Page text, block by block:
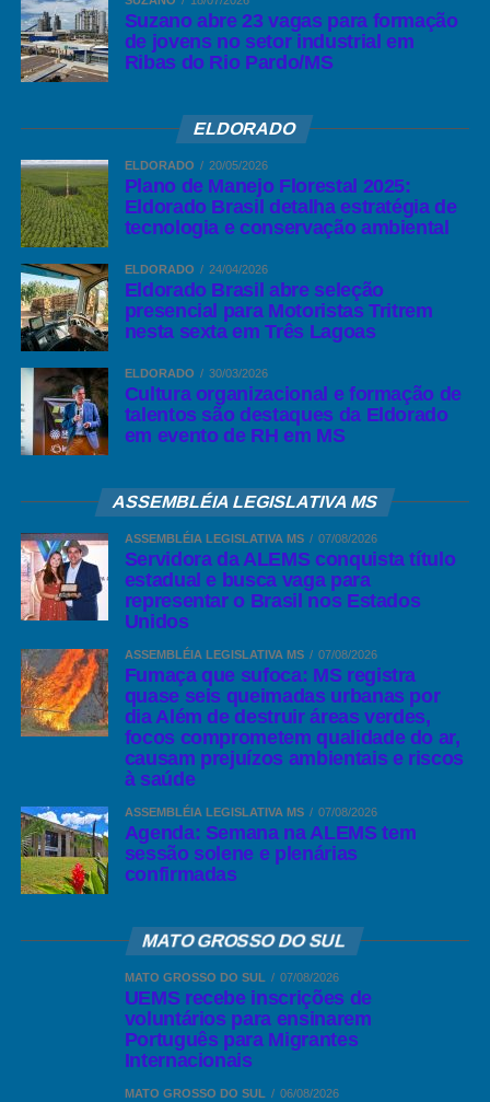
Suzano abre 23 vagas para formação
de jovens no setor industrial em
Ribas do Rio Pardo/MS
ELDORADO
ELDORADO 20/05/2026
Plano de Manejo Florestal 2025:
Eldorado Brasil detalha estratégia de
tecnologia e conservação ambiental
ELDORADO 24/04/2026
Eldorado Brasil abre seleção
presencial para Motoristas Tritrem
nesta sexta em Três Lagoas
ELDORADO 30/03/2026
Cultura organizacional e formação de
talentos são destaques da Eldorado
em evento de RH em MS
ASSEMBLÉIA LEGISLATIVA MS
ASSEMBLÉIA LEGISLATIVA MS 07/08/2026
Servidora da ALEMS conquista título
estadual e busca vaga para
representar o Brasil nos Estados
Unidos
ASSEMBLÉIA LEGISLATIVA MS 07/08/2026
Fumaça que sufoca: MS registra
quase seis queimadas urbanas por
dia Além de destruir áreas verdes,
focos comprometem qualidade do ar,
causam prejuízos ambientais e riscos
à saúde
ASSEMBLÉIA LEGISLATIVA MS 07/08/2026
Agenda: Semana na ALEMS tem
sessão solene e plenárias
confirmadas
MATO GROSSO DO SUL
MATO GROSSO DO SUL 07/08/2026
UEMS recebe inscrições de
voluntários para ensinarem
Português para Migrantes
Internacionais
MATO GROSSO DO SUL 06/08/2026